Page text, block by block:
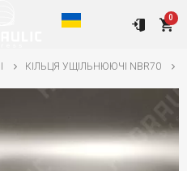
0
КІЛЬЦЯ УЩІЛЬНЮЮЧІ NBR70